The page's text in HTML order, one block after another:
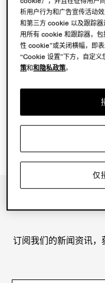
预订您
订阅我们的新闻资讯
析用户行为和广告宣传活动
和第三方 cookie 以及跟踪器
用所有 cookie 和跟踪器，
性 cookie”或关闭横幅，即
“Cookie 设置”下方，自定
策和和隐私政策。
仅